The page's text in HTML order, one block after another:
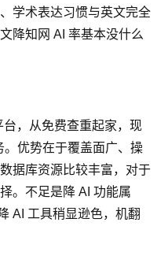
学术表达习惯与英文完全
降知网 AI 率基本没什么
，从免费查重起家，现
。优势在于覆盖面广、操
据库资源比较丰富，对于
。不足是降 AI 功能属
AI 工具稍显逊色，机翻